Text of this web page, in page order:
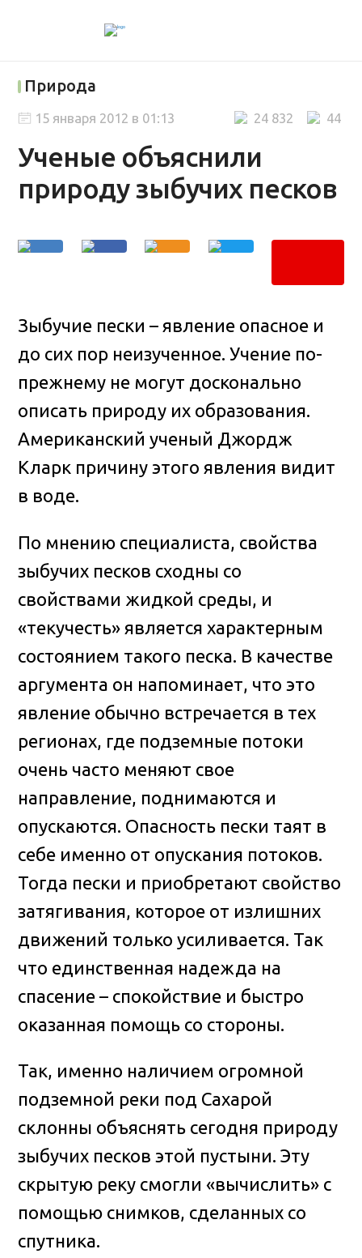
Природа
Ученые объяснили
природу зыбучих песков
44
24 832
15 января 2012 в 01:13
Зыбучие пески – явление опасное и
до сих пор неизученное. Учение по-
прежнему не могут досконально
описать природу их образования.
Американский ученый Джордж
Кларк причину этого явления видит
в воде.
По мнению специалиста, свойства
зыбучих песков сходны со
свойствами жидкой среды, и
«текучесть» является характерным
состоянием такого песка. В качестве
аргумента он напоминает, что это
явление обычно встречается в тех
регионах, где подземные потоки
очень часто меняют свое
направление, поднимаются и
опускаются. Опасность пески таят в
себе именно от опускания потоков.
Тогда пески и приобретают свойство
затягивания, которое от излишних
движений только усиливается. Так
что единственная надежда на
спасение – спокойствие и быстро
оказанная помощь со стороны.
Так, именно наличием огромной
подземной реки под Сахарой
склонны объяснять сегодня природу
зыбучих песков этой пустыни. Эту
скрытую реку смогли «вычислить» с
помощью снимков, сделанных со
спутника.